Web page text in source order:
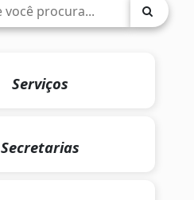
Serviços
Secretarias